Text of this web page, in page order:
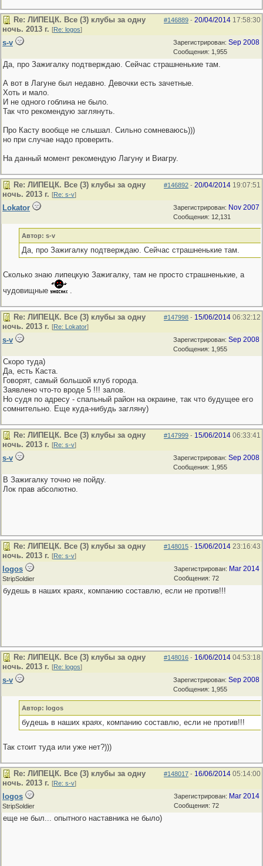
#146889 - 20/04/2014 17:58:30
Re: ЛИПЕЦК. Все (3) клубы за одну
ночь. 2013 г. [Re: logos]
Зарегистрирован: Sep 2008
Сообщения: 1,955
s-v
Да, про Зажигалку подтверждаю. Сейчас страшненькие там.
А вот в Лагуне был недавно. Девочки есть зачетные.
Хоть и мало.
И не одного гоблина не было.
Так что рекомендую заглянуть.
Про Касту вообще не слышал. Сильно сомневаюсь)))
но при случае надо проверить.
На данный момент рекомендую Лагуну и Виагру.
#146892 - 20/04/2014 19:07:51
Re: ЛИПЕЦК. Все (3) клубы за одну
ночь. 2013 г. [Re: s-v]
Зарегистрирован: Nov 2007
Сообщения: 12,131
Lokator
Автор: s-v
Да, про Зажигалку подтверждаю. Сейчас страшненькие там.
Сколько знаю липецкую Зажигалку, там не просто страшненькие, а
чудовищные
.
#147998 - 15/06/2014 06:32:12
Re: ЛИПЕЦК. Все (3) клубы за одну
ночь. 2013 г. [Re: Lokator]
Зарегистрирован: Sep 2008
Сообщения: 1,955
s-v
Скоро туда)
Да, есть Каста.
Говорят, самый большой клуб города.
Заявлено что-то вроде 5 !!! залов.
Но судя по адресу - спальный район на окраине, так что будущее его
сомнительно. Еще куда-нибудь загляну)
#147999 - 15/06/2014 06:33:41
Re: ЛИПЕЦК. Все (3) клубы за одну
ночь. 2013 г. [Re: s-v]
Зарегистрирован: Sep 2008
Сообщения: 1,955
s-v
В Зажигалку точно не пойду.
Лок прав абсолютно.
#148015 - 15/06/2014 23:16:43
Re: ЛИПЕЦК. Все (3) клубы за одну
ночь. 2013 г. [Re: s-v]
Зарегистрирован: Mar 2014
Сообщения: 72
logos
StripSoldier
будешь в наших краях, компанию составлю, если не против!!!
#148016 - 16/06/2014 04:53:18
Re: ЛИПЕЦК. Все (3) клубы за одну
ночь. 2013 г. [Re: logos]
Зарегистрирован: Sep 2008
Сообщения: 1,955
s-v
Автор: logos
будешь в наших краях, компанию составлю, если не против!!!
Так стоит туда или уже нет?)))
#148017 - 16/06/2014 05:14:00
Re: ЛИПЕЦК. Все (3) клубы за одну
ночь. 2013 г. [Re: s-v]
Зарегистрирован: Mar 2014
Сообщения: 72
logos
StripSoldier
еще не был... опытного наставника не было)